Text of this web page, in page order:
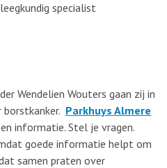
specialist
Wendelien Wouters gaan zij in
Parkhuys Almere
informatie. Stel je vragen.
goede informatie helpt om
samen praten over